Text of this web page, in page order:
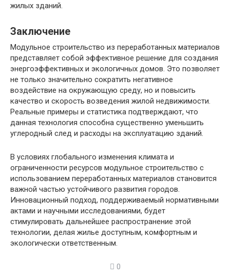
жилых зданий.
Заключение
Модульное строительство из переработанных материалов
представляет собой эффективное решение для создания
энергоэффективных и экологичных домов. Это позволяет
не только значительно сократить негативное
воздействие на окружающую среду, но и повысить
качество и скорость возведения жилой недвижимости.
Реальные примеры и статистика подтверждают, что
данная технология способна существенно уменьшить
углеродный след и расходы на эксплуатацию зданий.
В условиях глобального изменения климата и
ограниченности ресурсов модульное строительство с
использованием переработанных материалов становится
важной частью устойчивого развития городов.
Инновационный подход, поддерживаемый нормативными
актами и научными исследованиями, будет
стимулировать дальнейшее распространение этой
технологии, делая жилье доступным, комфортным и
экологически ответственным.
0